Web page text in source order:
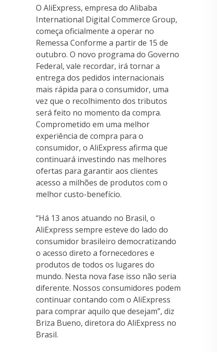
O AliExpress, empresa do Alibaba
International Digital Commerce Group,
começa oficialmente a operar no
Remessa Conforme a partir de 15 de
outubro. O novo programa do Governo
Federal, vale recordar, irá tornar a
entrega dos pedidos internacionais
mais rápida para o consumidor, uma
vez que o recolhimento dos tributos
será feito no momento da compra.
Comprometido em uma melhor
experiência de compra para o
consumidor, o AliExpress afirma que
continuará investindo nas melhores
ofertas para garantir aos clientes
acesso a milhões de produtos com o
melhor custo-benefício.
“Há 13 anos atuando no Brasil, o
AliExpress sempre esteve do lado do
consumidor brasileiro democratizando
o acesso direto a fornecedores e
produtos de todos os lugares do
mundo. Nesta nova fase isso não seria
diferente. Nossos consumidores podem
continuar contando com o AliExpress
para comprar aquilo que desejam”, diz
Briza Bueno, diretora do AliExpress no
Brasil.